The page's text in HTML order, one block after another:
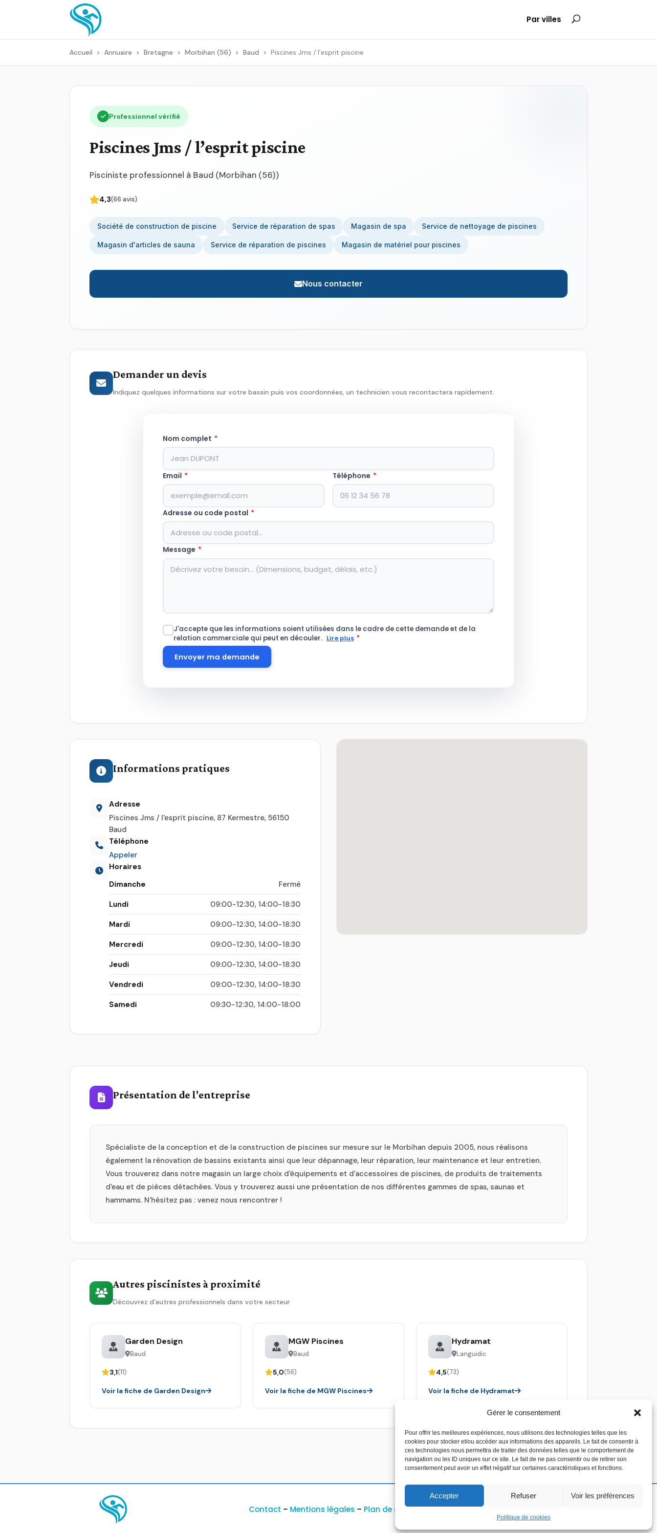
Gérer le consentement
Pour offrir les meilleures expériences, nous utilisons des technologies telles que les
cookies pour stocker et/ou accéder aux informations des appareils. Le fait de consentir à
ces technologies nous permettra de traiter des données telles que le comportement de
navigation ou les ID uniques sur ce site. Le fait de ne pas consentir ou de retirer son
consentement peut avoir un effet négatif sur certaines caractéristiques et fonctions.
Accepter Refuser Voir les préférences
Politique de cookies
Par villes
Accueil > Annuaire > Bretagne > Morbihan (56) > Baud > Piscines Jms / l’esprit piscine
Professionnel vérifié
Piscines Jms / l’esprit piscine
Pisciniste professionnel à Baud (Morbihan (56))
4,3(66 avis)
Société de construction de piscine Service de réparation de spas Magasin de spa Service de nettoyage de piscines
Magasin d'articles de sauna Service de réparation de piscines Magasin de matériel pour piscines
Nous contacter
Demander un devis
Indiquez quelques informations sur votre bassin puis vos coordonnées, un technicien vous recontactera rapidement.
Nom complet *
Email * Téléphone *
Adresse ou code postal *
Message *
J'accepte que les informations soient utilisées dans le cadre de cette demande et de la
relation commerciale qui peut en découler. Lire plus *
Envoyer ma demande
Informations pratiques
Adresse
Piscines Jms / l'esprit piscine, 87 Kermestre, 56150
Baud
Téléphone
Appeler
Horaires
Dimanche
Fermé
Lundi 09:00-12:30, 14:00-18:30
Mardi 09:00-12:30, 14:00-18:30
Mercredi 09:00-12:30, 14:00-18:30
Jeudi 09:00-12:30, 14:00-18:30
Vendredi 09:00-12:30, 14:00-18:30
Samedi 09:30-12:30, 14:00-18:00
Présentation de l'entreprise
Spécialiste de la conception et de la construction de piscines sur mesure sur le Morbihan depuis 2005, nous réalisons
également la rénovation de bassins existants ainsi que leur dépannage, leur réparation, leur maintenance et leur entretien.
Vous trouverez dans notre magasin un large choix d'équipements et d'accessoires de piscines, de produits de traitements
d'eau et de pièces détachées. Vous y trouverez aussi une présentation de nos différentes gammes de spas, saunas et
hammams. N'hésitez pas : venez nous rencontrer !
Autres piscinistes à proximité
Découvrez d'autres professionnels dans votre secteur
Garden Design
Baud
3,1(11)
Voir la fiche de Garden Design
MGW Piscines
Baud
5,0(56)
Voir la fiche de MGW Piscines
Hydramat
Languidic
4,5(73)
Voir la fiche de Hydramat
Contact – Mentions légales – Plan de site
Copyright 2026 - Devis piscine - Tous droit
réservés